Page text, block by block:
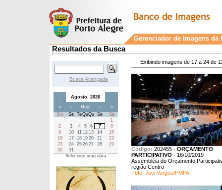
Gerenciador de Imagens da
Resultados da Busca
Exibindo imagens de 17 a 24 de
Código: 202455 - ORÇAMENTO
PARTICIPATIVO - 16/10/2019
Assembléia do Orçamento
região Centro
Foto: Joel Vargas/PMPA
Busca Avançada
-
Agosto, 2026
«
‹ Hoje ›
»
Do
Se TeQuQu Se
Sá
1
2
3 4 5 6 7
8
9
10 11 12 13 14
15
16
17 18 19 20 21
22
23
24 25 26 27 28
29
30
31
Selecione uma data